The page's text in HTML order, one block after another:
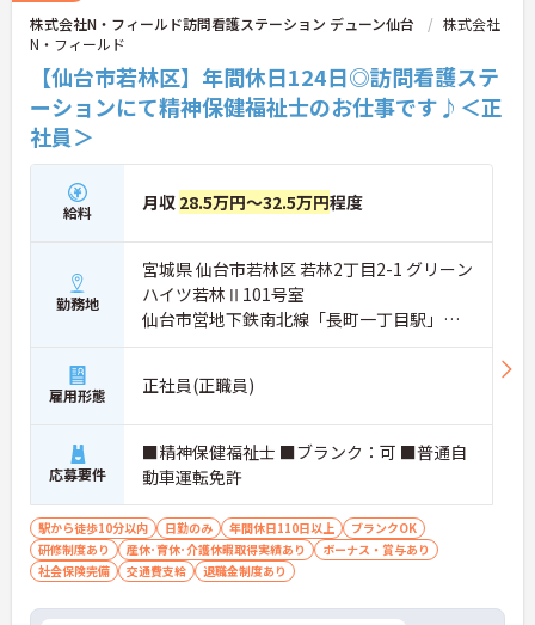
株式会社N・フィールド訪問看護ステーション デューン仙台
株式会社
N・フィールド
【仙台市若林区】年間休日124日◎訪問看護ステ
ーションにて精神保健福祉士のお仕事です♪＜正
社員＞
給料 月収 28.5万円～32.5万円程度
勤務地
宮城県 仙台市若林区 若林2丁目2-1 グリーン
ハイツ若林Ⅱ101号室
仙台市営地下鉄南北線「長町一丁目駅」徒
歩7分
雇用形態 正社員(正職員)
応募要件
■精神保健福祉士 ■ブランク：可 ■普通自
動車運転免許
駅から徒歩10分以内 日勤のみ 年間休日110日以上
ブランクOK
研修制度あり
産休･育休･介護休暇取得実績あり
ボーナス・賞与あり
社会保険完備
交通費支給 退職金制度あり